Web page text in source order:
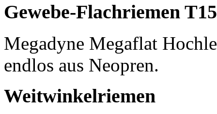
Gewebe-Flachriemen
Megadyne Megaflat
endlos aus Neopren.
Weitwinkelriemen